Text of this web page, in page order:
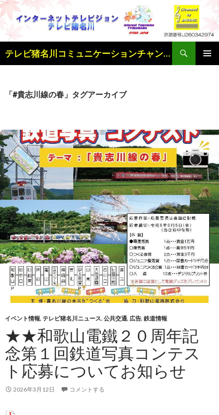
テレビ猪名川コミュニケーションチャンネル
索
ン
キ
ッ
プ
「#貴志川線の春」タグアーカイブ
イベント情報, テレビ猪名川ニュース, 公共交通, 広告, 鉄道情報
★★和歌山電鐵２０周年記
念第１回鉄道写真コンテス
ト応募についてお知らせ
2026年3月12日 コメントする